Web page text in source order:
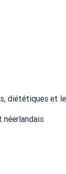
diététiques et